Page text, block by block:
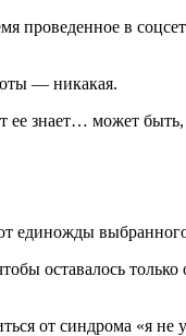
проведенное в
— никакая.
ее знает… может
единожды
оставалось
от синдрома «я не